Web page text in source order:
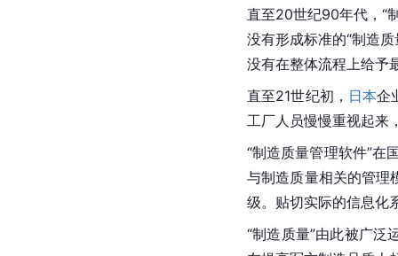
直至20世纪90年代，“
没有形成标准的“制造
没有在整体流程上给予
直至21世纪初， 日本企
工厂人员慢慢重视起来
“制造质量管理软件”在
与制造质量相关的管理
级。贴切实际的信息化
“制造质量”由此被广泛